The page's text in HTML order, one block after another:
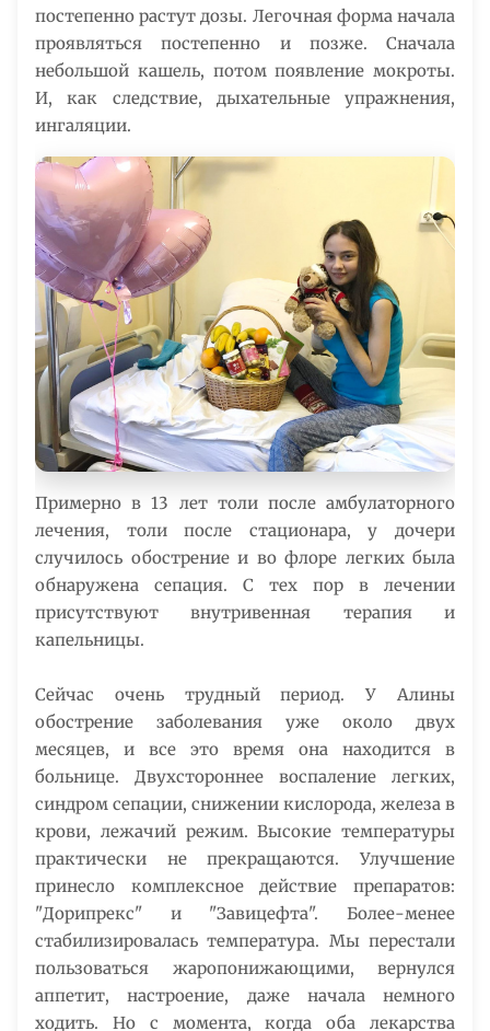
постепенно растут дозы. Легочная форма начала
проявляться постепенно и позже. Сначала
небольшой кашель, потом появление мокроты.
И, как следствие, дыхательные упражнения,
ингаляции.
Примерно в 13 лет толи после амбулаторного
лечения, толи после стационара, у дочери
случилось обострение и во флоре легких была
обнаружена сепация. С тех пор в лечении
присутствуют внутривенная терапия и
капельницы.
Сейчас очень трудный период. У Алины
обострение заболевания уже около двух
месяцев, и все это время она находится в
больнице. Двухстороннее воспаление легких,
синдром сепации, снижении кислорода, железа в
крови, лежачий режим. Высокие температуры
практически не прекращаются. Улучшение
принесло комплексное действие препаратов:
"Дорипрекс" и "Завицефта". Более-менее
стабилизировалась температура. Мы перестали
пользоваться жаропонижающими, вернулся
аппетит, настроение, даже начала немного
ходить. Но с момента, когда оба лекарства